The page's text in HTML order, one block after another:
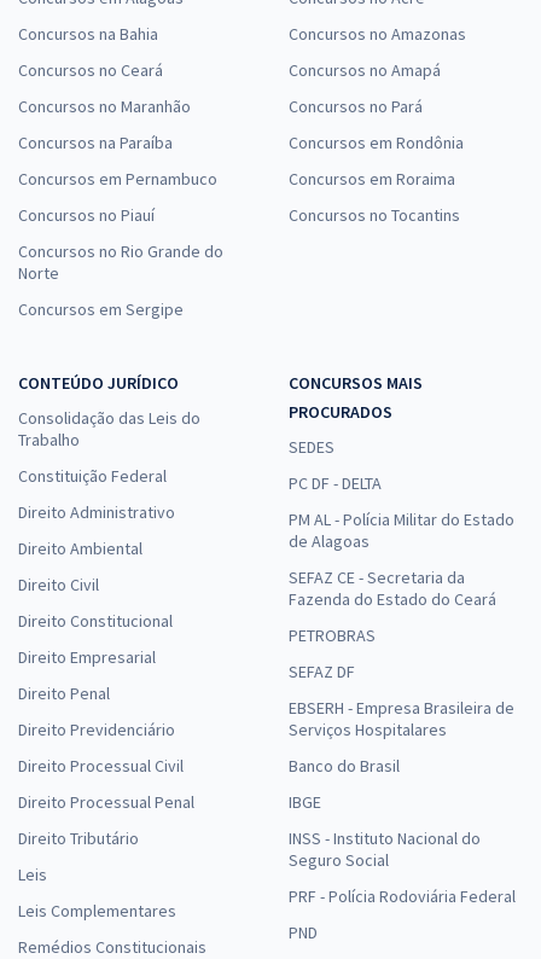
Concursos na Bahia
Concursos no Ceará
Concursos no Maranhão
Concursos na Paraíba
Concursos em Pernambuco
Concursos no Piauí
Concursos no Rio Grande do
Norte
Concursos em Sergipe
Concursos no Amazonas
Concursos no Amapá
Concursos no Pará
Concursos em Rondônia
Concursos em Roraima
Concursos no Tocantins
CONTEÚDO JURÍDICO
Consolidação das Leis do
Trabalho
Constituição Federal
Direito Administrativo
Direito Ambiental
Direito Civil
Direito Constitucional
Direito Empresarial
Direito Penal
Direito Previdenciário
Direito Processual Civil
Direito Processual Penal
Direito Tributário
Leis
Leis Complementares
Remédios Constitucionais
CONCURSOS MAIS
PROCURADOS
SEDES
PC DF - DELTA
PM AL - Polícia Militar do Estado
de Alagoas
SEFAZ CE - Secretaria da
Fazenda do Estado do Ceará
PETROBRAS
SEFAZ DF
EBSERH - Empresa Brasileira de
Serviços Hospitalares
Banco do Brasil
IBGE
INSS - Instituto Nacional do
Seguro Social
PRF - Polícia Rodoviária Federal
PND